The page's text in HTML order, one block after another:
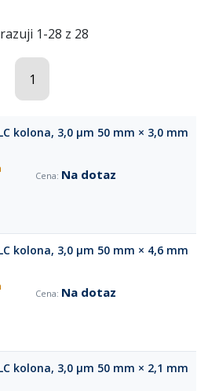
1-28 z 28
1
kolona, 3,0 µm 50 mm × 3,0 mm
Na dotaz
kolona, 3,0 µm 50 mm × 4,6 mm
Na dotaz
kolona, 3,0 µm 50 mm × 2,1 mm